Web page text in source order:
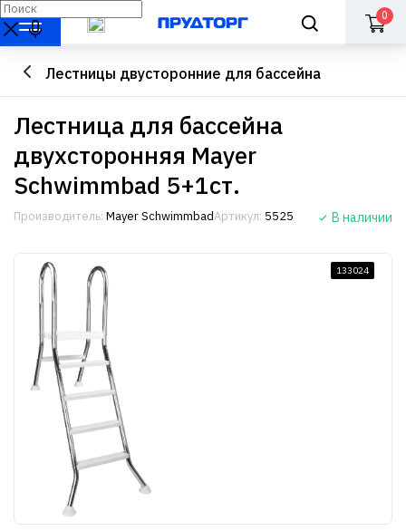
0
Лестницы двусторонние для бассейна
Лестница для бассейна
двухсторонняя Mayer
Schwimmbad 5+1ст.
Производитель: Mayer SchwimmbadАртикул: 5525 В наличии
133024